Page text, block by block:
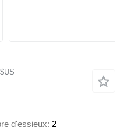
d'essieux 2